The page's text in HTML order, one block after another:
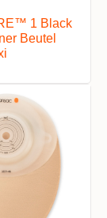
1 Black
Beutel